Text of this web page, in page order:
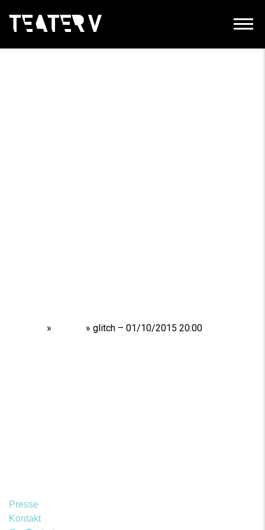
» » glitch – 01/10/2015 20:00
Presse
Kontakt